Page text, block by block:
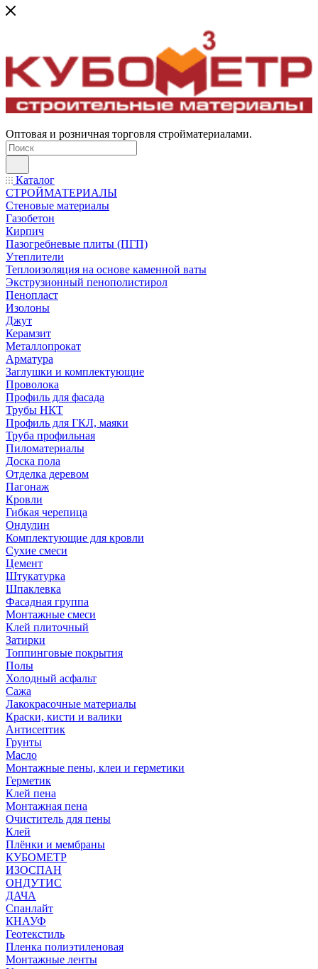
Оптовая и розничная торговля стройматериалами.
Каталог
СТРОЙМАТЕРИАЛЫ
Стеновые материалы
Газобетон
Кирпич
Пазогребневые плиты (ПГП)
Утеплители
Теплоизоляция на основе каменной ваты
Экструзионный пенополистирол
Пенопласт
Изолоны
Джут
Керамзит
Металлопрокат
Арматура
Заглушки и комплектующие
Проволока
Профиль для фасада
Трубы НКТ
Профиль для ГКЛ, маяки
Труба профильная
Пиломатериалы
Доска пола
Отделка деревом
Пагонаж
Кровли
Гибкая черепица
Ондулин
Комплектующие для кровли
Сухие смеси
Цемент
Штукатурка
Шпаклевка
Фасадная группа
Монтажные смеси
Клей плиточный
Затирки
Топпинговые покрытия
Полы
Холодный асфальт
Сажа
Лакокрасочные материалы
Краски, кисти и валики
Антисептик
Грунты
Масло
Монтажные пены, клеи и герметики
Герметик
Клей пена
Монтажная пена
Очиститель для пены
Клей
Плёнки и мембраны
КУБОМЕТР
ИЗОСПАН
ОНДУТИС
ДАЧА
Спанлайт
КНАУФ
Геотекстиль
Пленка полиэтиленовая
Монтажные ленты